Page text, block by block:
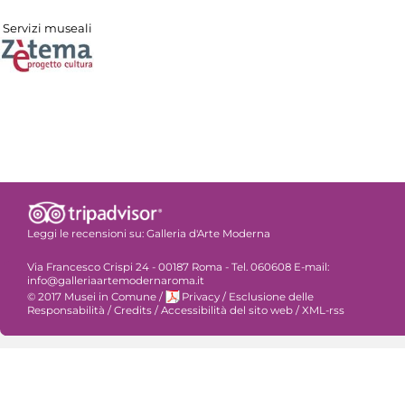
Servizi museali
Leggi le recensioni su: Galleria d'Arte Moderna
Via Francesco Crispi 24 - 00187 Roma - Tel. 060608 E-mail:
info@galleriaartemodernaroma.it
© 2017 Musei in Comune / Privacy / Esclusione delle
Responsabilità / Credits / Accessibilità del sito web / XML-rss